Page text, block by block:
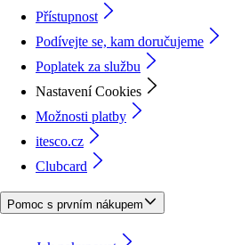
Přístupnost
Podívejte se, kam doručujeme
Poplatek za službu
Nastavení Cookies
Možnosti platby
itesco.cz
Clubcard
Pomoc s prvním nákupem